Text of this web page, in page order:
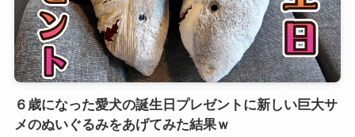
６歳になった愛犬の誕生日プレゼントに新しい巨大サ
メのぬいぐるみをあげてみた結果ｗ